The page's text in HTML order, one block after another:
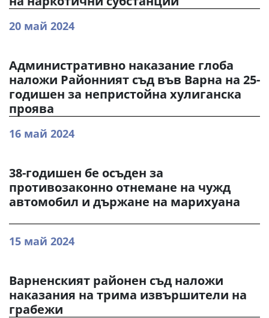
20 май 2024
Административно наказание глоба
наложи Районният съд във Варна на 25-
годишен за непристойна хулиганска
проява
16 май 2024
38-годишен бе осъден за
противозаконно отнемане на чужд
автомобил и държане на марихуана
15 май 2024
Варненският районен съд наложи
наказания на трима извършители на
грабежи